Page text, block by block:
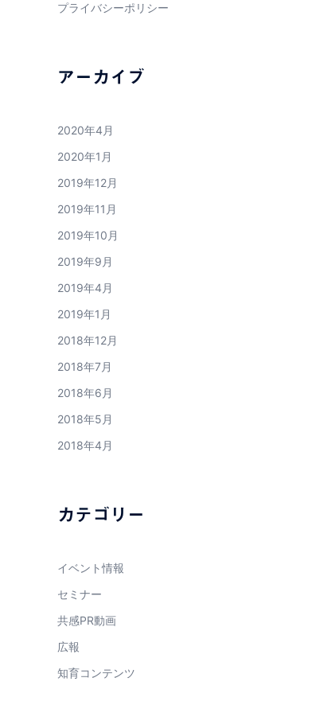
プライバシーポリシー
アーカイブ
2020年4月
2020年1月
2019年12月
2019年11月
2019年10月
2019年9月
2019年4月
2019年1月
2018年12月
2018年7月
2018年6月
2018年5月
2018年4月
カテゴリー
イベント情報
セミナー
共感PR動画
広報
知育コンテンツ